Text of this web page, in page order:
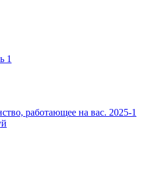
1
работающее на вас. 2025-1